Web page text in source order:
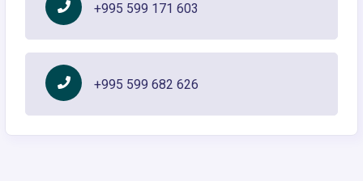
+995 599 171 603
+995 599 682 626